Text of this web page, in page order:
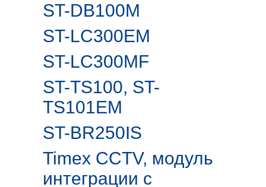
ST-DB100M
ST-LC300EM
ST-LC300MF
ST-TS100, ST-
TS101EM
ST-BR250IS
Timex CCTV, модуль
интеграции с